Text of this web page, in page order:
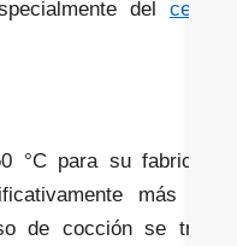
del cemento
°C para su fabricación,
más bajas,
de cocción se traduce